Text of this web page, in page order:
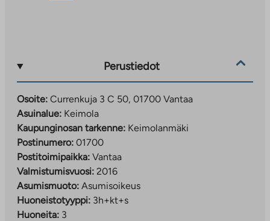
Perustiedot
Osoite: Currenkuja 3 C 50, 01700 Vantaa
Asuinalue: Keimola
Kaupunginosan tarkenne: Keimolanmäki
Postinumero: 01700
Postitoimipaikka: Vantaa
Valmistumisvuosi: 2016
Asumismuoto: Asumisoikeus
Huoneistotyyppi: 3h+kt+s
Huoneita: 3